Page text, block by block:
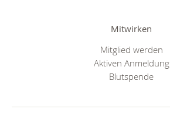
Mitwirken
Mitglied werden
Aktiven Anmeldung
Blutspende